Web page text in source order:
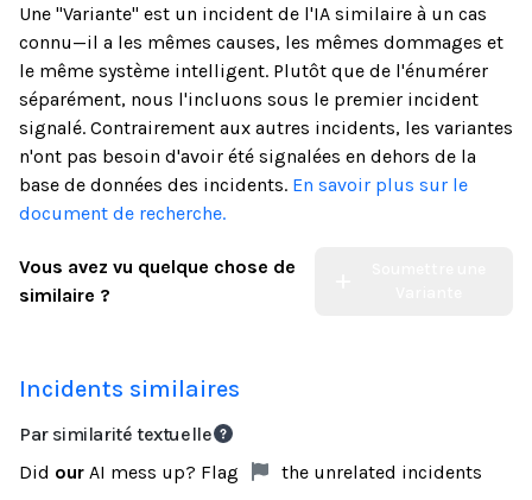
Une "Variante" est un incident de l'IA similaire à un cas
connu—il a les mêmes causes, les mêmes dommages et
le même système intelligent. Plutôt que de l'énumérer
séparément, nous l'incluons sous le premier incident
signalé. Contrairement aux autres incidents, les variantes
n'ont pas besoin d'avoir été signalées en dehors de la
base de données des incidents. En savoir plus sur le
document de recherche.
Vous avez vu quelque chose de
similaire ?
Incidents similaires
Par similarité textuelle
Did our AI mess up? Flag the unrelated incidents